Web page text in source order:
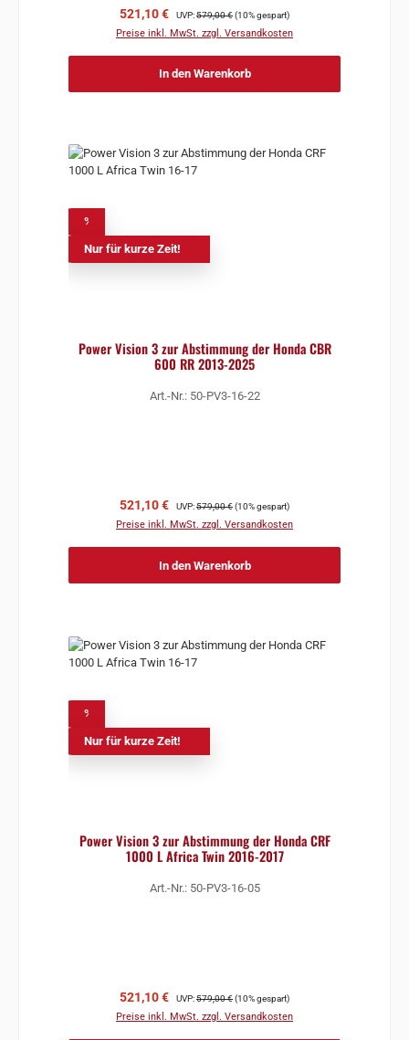
Verkaufspreis:
521,10 € Regulärer Preis:
UVP:579,00 €(10% gespart)
Preise inkl. MwSt. zzgl. Versandkosten
In den Warenkorb
Nur für kurze Zeit!
Power Vision 3 zur Abstimmung der Honda CBR
600 RR 2013-2025
Art.-Nr.: 50-PV3-16-22
Verkaufspreis:
521,10 € Regulärer Preis:
UVP:579,00 €(10% gespart)
Preise inkl. MwSt. zzgl. Versandkosten
In den Warenkorb
Nur für kurze Zeit!
Power Vision 3 zur Abstimmung der Honda CRF
1000 L Africa Twin 2016-2017
Art.-Nr.: 50-PV3-16-05
Verkaufspreis:
521,10 € Regulärer Preis:
UVP:579,00 €(10% gespart)
Preise inkl. MwSt. zzgl. Versandkosten